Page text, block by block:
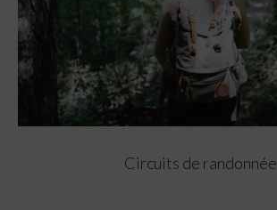
Circuits de randonnée